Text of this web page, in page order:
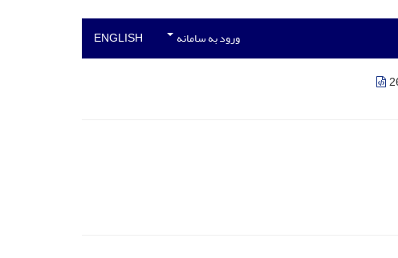
ورود به سامانه ENGLISH